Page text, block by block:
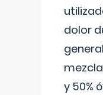
dolor
y 50%